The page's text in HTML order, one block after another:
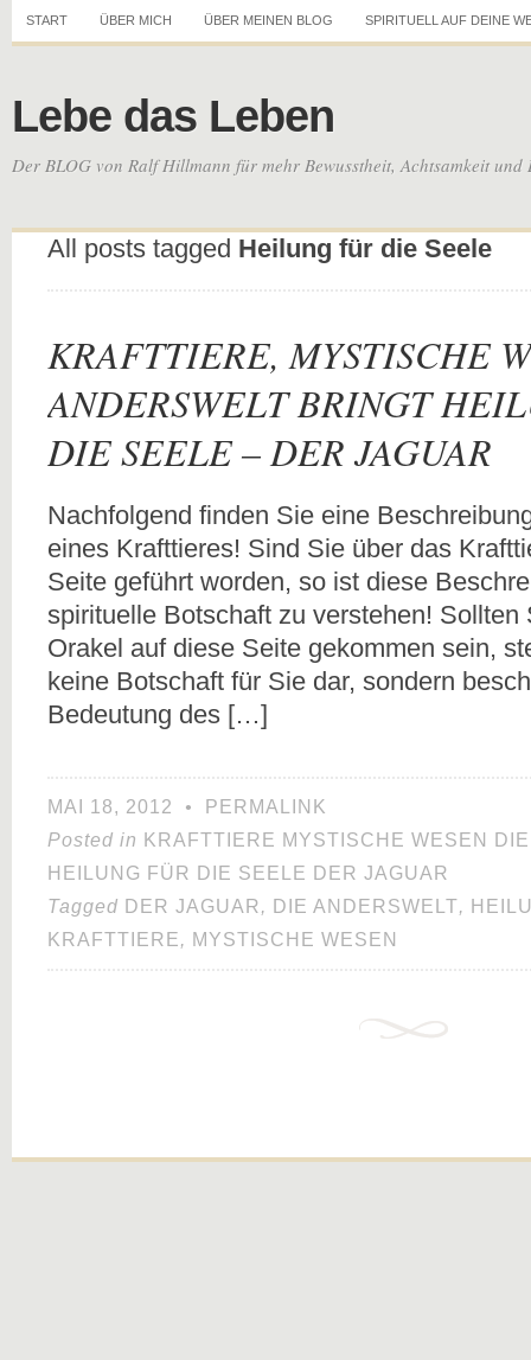
START ÜBER MICH ÜBER MEINEN BLOG SPIRITUELL AUF DEINE
Lebe das Leben
Der BLOG von Ralf Hillmann für mehr Bewusstheit, Achtsamkeit und
All posts tagged Heilung für die Seele
KRAFTTIERE, MYSTISCHE
ANDERSWELT BRINGT
DIE SEELE – DER JAGUAR
Nachfolgend finden Sie eine
eines Krafttieres! Sind Sie über das
Seite geführt worden, so ist diese
spirituelle Botschaft zu verstehen! Sollten
Orakel auf diese Seite gekommen sein,
keine Botschaft für Sie dar, sondern
Bedeutung des […]
MAI 18, 2012 •
PERMALINK
Posted in KRAFTTIERE MYSTISCHE WESEN
HEILUNG FÜR DIE SEELE DER JAGUAR
Tagged DER JAGUAR, DIE ANDERSWELT,
KRAFTTIERE, MYSTISCHE WESEN